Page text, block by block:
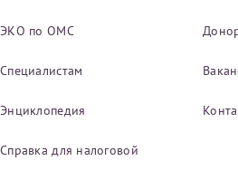
ЭКО по ОМС
Специалистам
Энциклопедия
Справка для налоговой